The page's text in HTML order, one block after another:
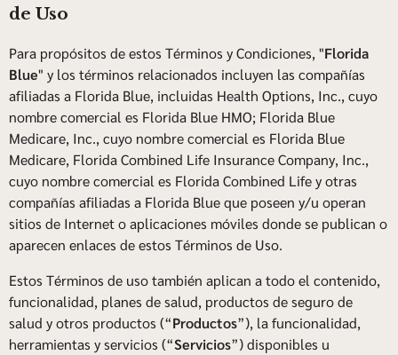
de Uso
Para propósitos de estos Términos y Condiciones, "Florida
Blue" y los términos relacionados incluyen las compañías
afiliadas a Florida Blue, incluidas Health Options, Inc., cuyo
nombre comercial es Florida Blue HMO; Florida Blue
Medicare, Inc., cuyo nombre comercial es Florida Blue
Medicare, Florida Combined Life Insurance Company, Inc.,
cuyo nombre comercial es Florida Combined Life y otras
compañías afiliadas a Florida Blue que poseen y/u operan
sitios de Internet o aplicaciones móviles donde se publican o
aparecen enlaces de estos Términos de Uso.
Estos Términos de uso también aplican a todo el contenido,
funcionalidad, planes de salud, productos de seguro de
salud y otros productos (“Productos”), la funcionalidad,
herramientas y servicios (“Servicios”) disponibles u